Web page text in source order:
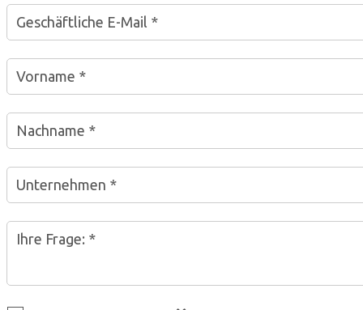
Geschäftliche E-Mail *
Vorname *
Nachname *
Unternehmen *
Ihre Frage: *